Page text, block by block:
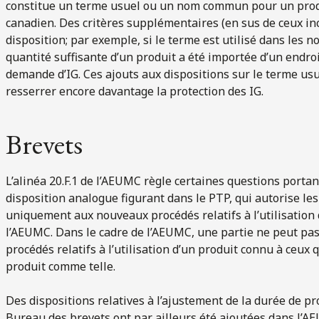
constitue un terme usuel ou un nom commun pour un
canadien. Des critères supplémentaires (en sus de ceux
disposition; par exemple, si le terme est utilisé dans les
quantité suffisante d’un produit a été importée d’un
demande d’IG. Ces ajouts aux dispositions sur le terme
resserrer encore davantage la protection des IG.
Brevets
L’alinéa 20.F.1 de l’AEUMC règle certaines questions
disposition analogue figurant dans le PTP, qui autorise
uniquement aux nouveaux procédés relatifs à l’utilisation
l’AEUMC. Dans le cadre de l’AEUMC, une partie ne peut
procédés relatifs à l’utilisation d’un produit connu à
produit comme telle.
Des dispositions relatives à l’ajustement de la durée de